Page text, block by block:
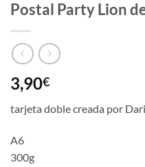
Postal Party Lion
3,90€
tarjeta doble creada por
A6
300g